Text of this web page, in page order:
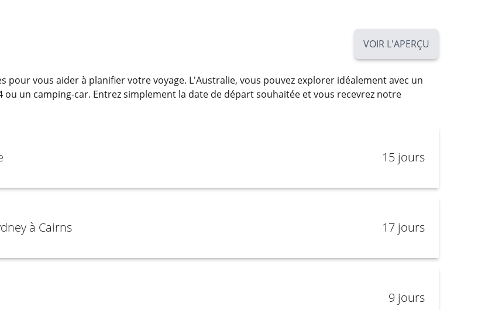
VOIR L'APERÇU
vous aider à planifier votre voyage. L'Australie, vous pouvez explorer idéalement avec un
un camping-car. Entrez simplement la date de départ souhaitée et vous recevrez notre
15 jours
à Cairns 17 jours
9 jours